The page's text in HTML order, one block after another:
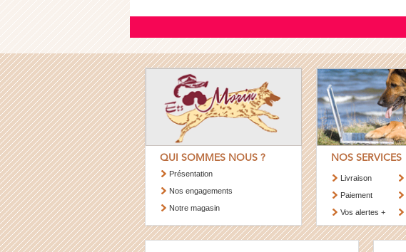
QUI SOMMES NOUS ?
Présentation
Nos engagements
Notre magasin
NOS SERVICES
Livraison
Paiement
Vos alertes +